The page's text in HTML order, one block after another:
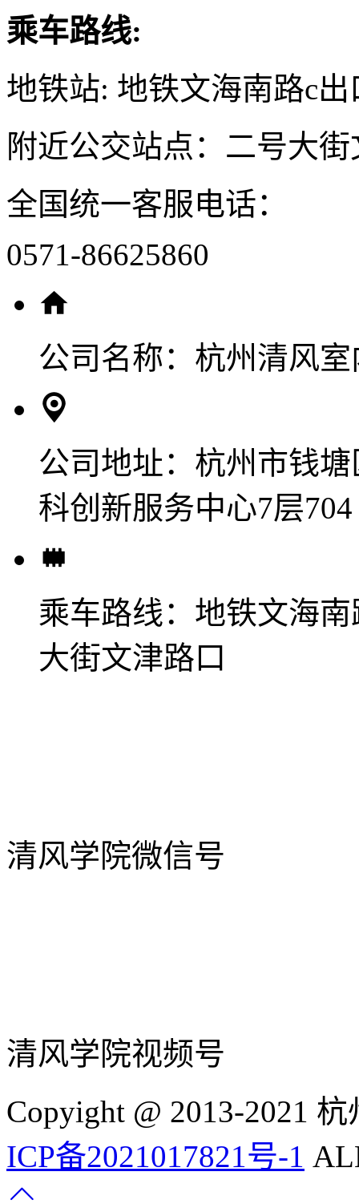
乘车路线:
地铁站: 地铁文海南路c出
附近公交站点：二号大
全国统一客服电话：
0571-86625860
公司名称： 杭州清风
公司地址： 杭州市钱
科创新服务中心7层704
乘车路线： 地铁文海
大街文津路口
清风学院微信号
清风学院视频号
Copyight @ 2013-2021
ICP备2021017821号-1